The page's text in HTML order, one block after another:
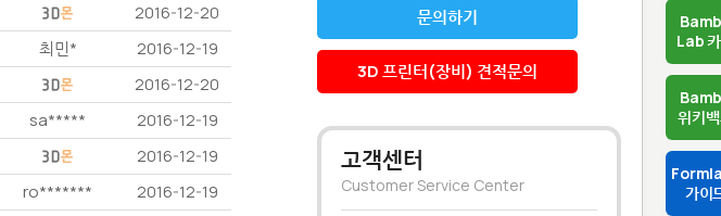
Lab
위키
가이
2016-12-20
최민* 2016-12-19
2016-12-20
sa***** 2016-12-19
2016-12-19
ro******* 2016-12-19
문의하기
3D 프린터(장비) 견적문의
고객센터
Customer Service Center